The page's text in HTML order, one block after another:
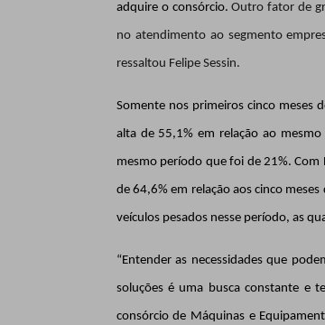
adquire o consórcio.Outro fator de
no atendimento ao segmento
ressaltou Felipe Sessin.
Somente nos primeiros cinco meses
alta de 55,1% em relação ao
mesmo período que foi de 21%.
de 64,6% em relação aos cinco
veículos pesados nesse período, as
“Entender as necessidades que
soluções é uma busca constante e
consórcio de Máquinas e